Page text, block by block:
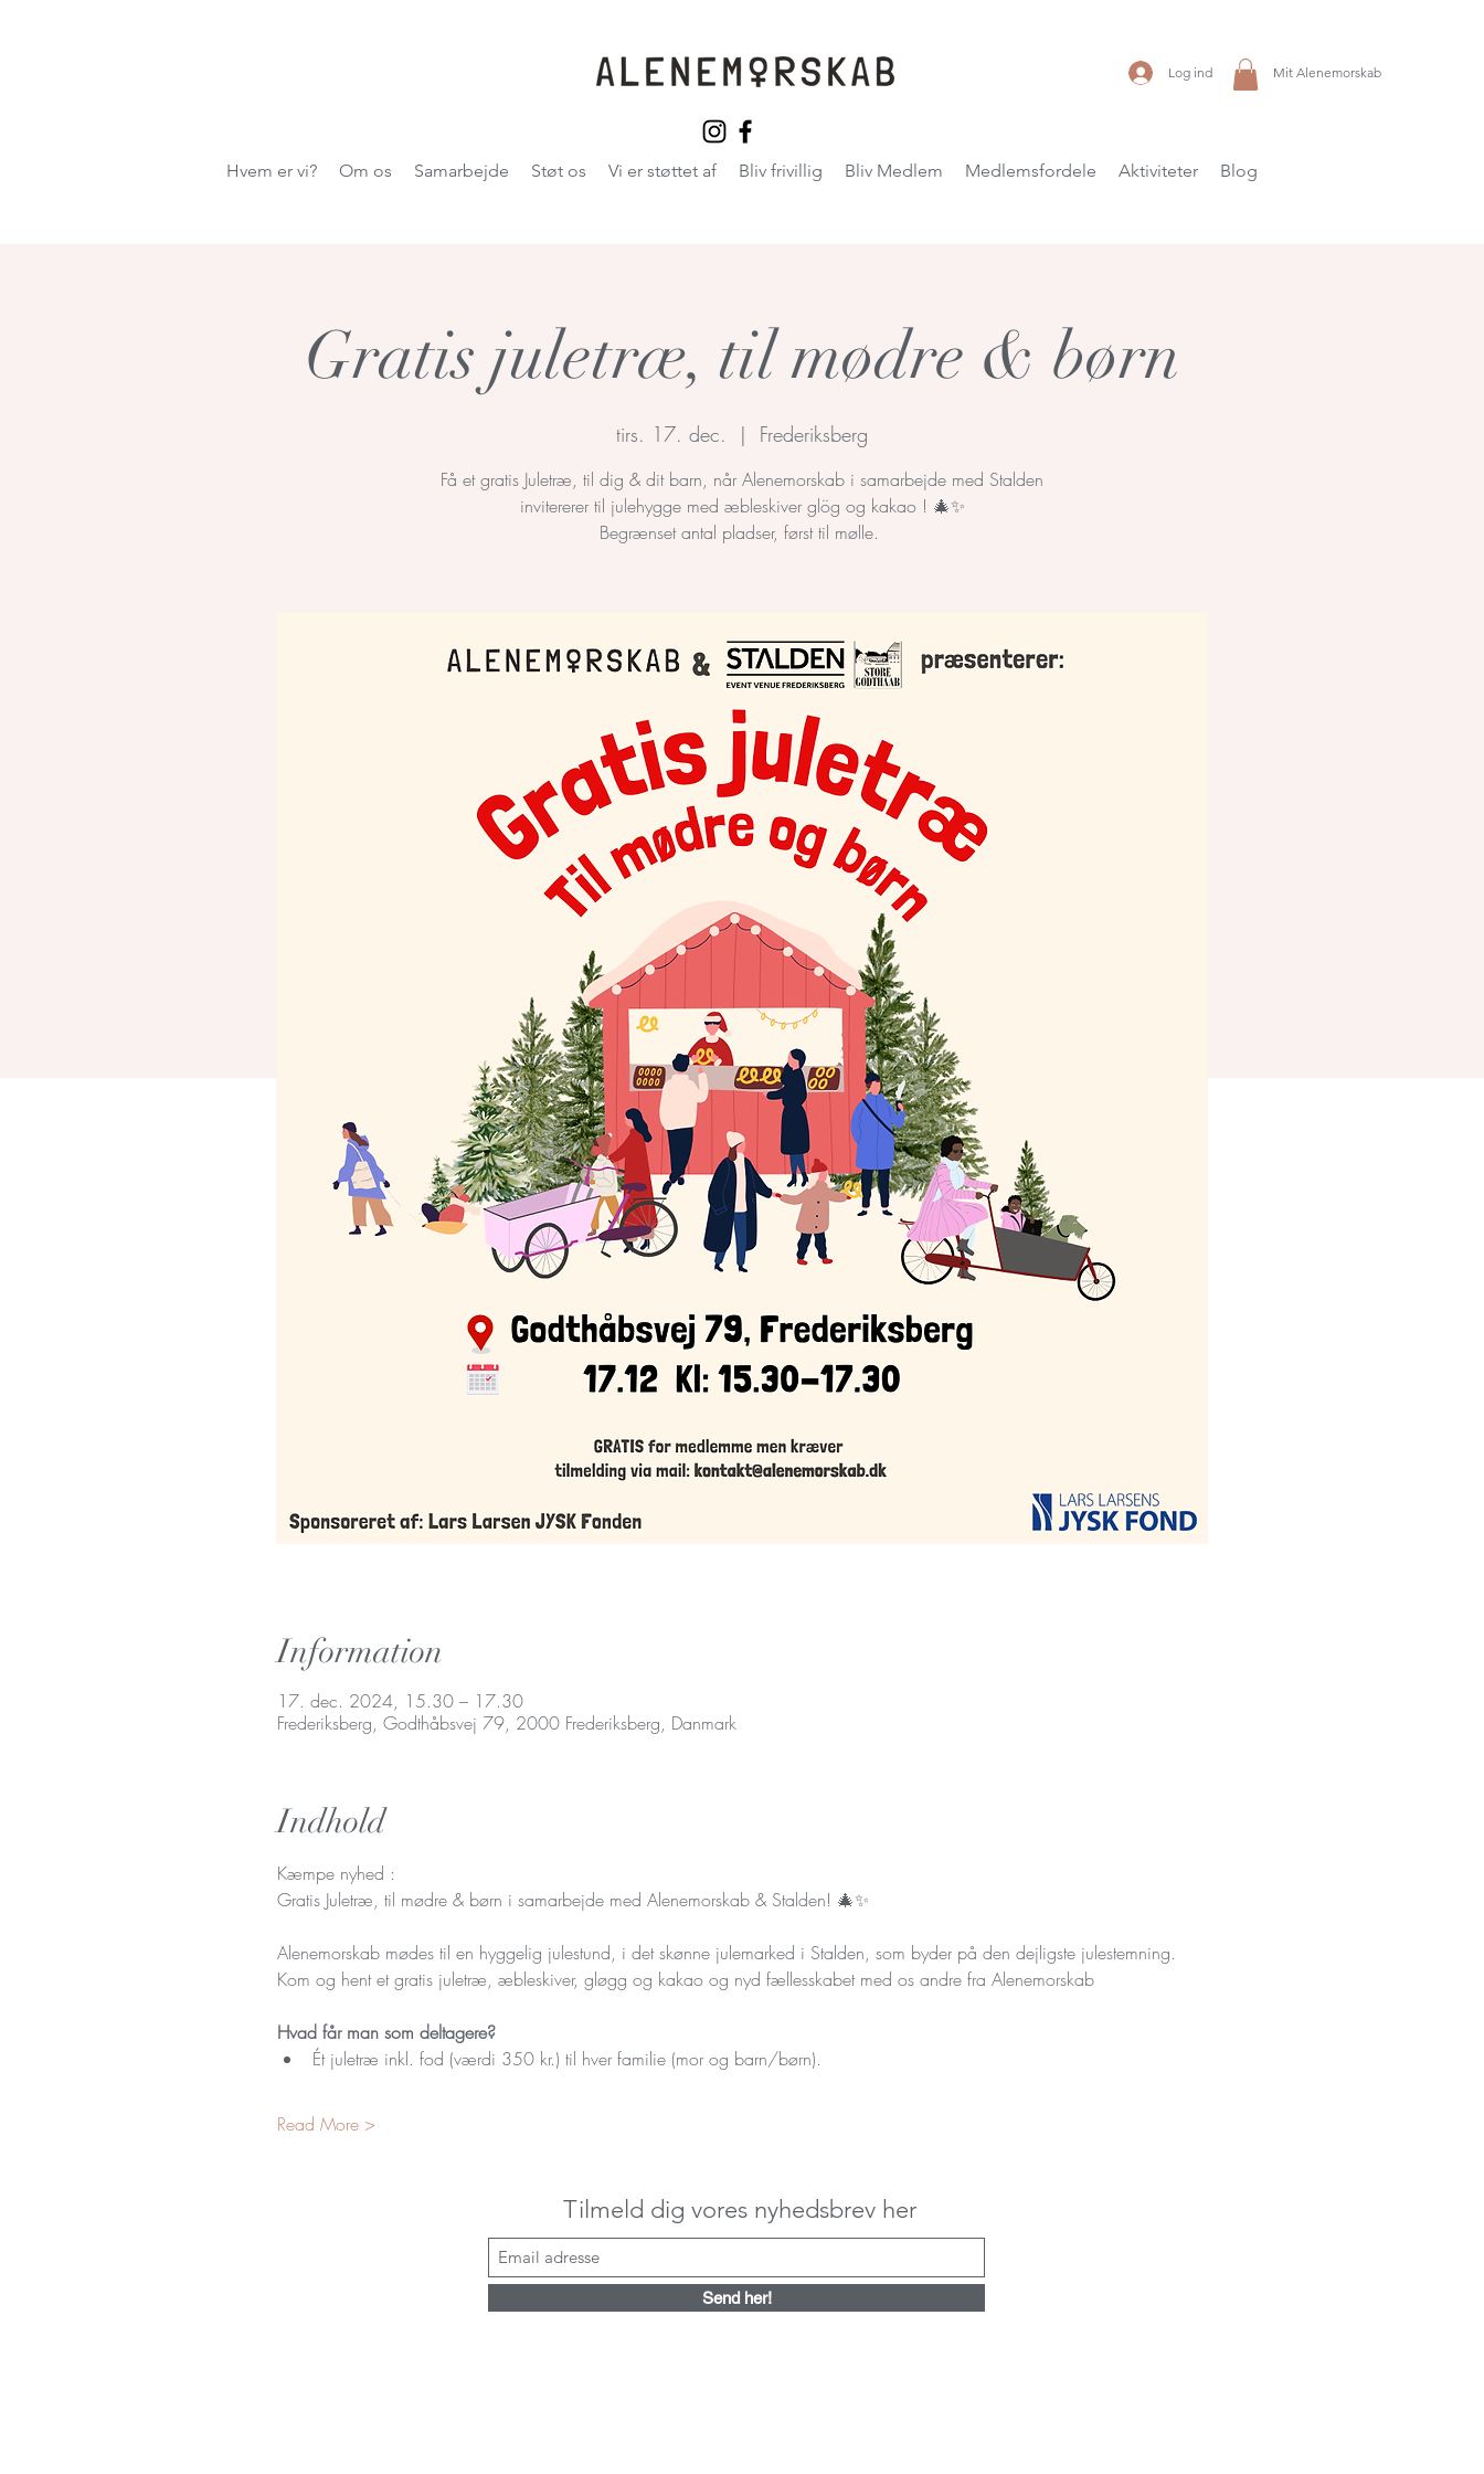
Log ind Mit Alenemorskab
Hvem er vi? Om os Samarbejde Støt os Vi er støttet af Bliv frivillig Bliv Medlem Medlemsfordele Aktiviteter Blog
Gratis juletræ, til mødre & børn
tirs. 17. dec.
  |
Frederiksberg
Få et gratis Juletræ, til dig & dit barn, når Alenemorskab i samarbejde med Stalden
invitererer til julehygge med æbleskiver glög og kakao ! 🎄✨
Information
17. dec. 2024, 15.30 – 17.30
Frederiksberg, Godthåbsvej 79, 2000 Frederiksberg, Danmark
Indhold
Kæmpe nyhed :
Gratis Juletræ, til mødre & børn i samarbejde med Alenemorskab & Stalden! 🎄✨
Alenemorskab mødes til en hyggelig julestund, i det skønne julemarked i Stalden, som byder på den dejligste julestemning.
Kom og hent et gratis juletræ, æbleskiver, gløgg og kakao og nyd fællesskabet med os andre fra Alenemorskab
Hvad får man som deltagere?
Ét juletræ inkl. fod (værdi 350 kr.) til hver familie (mor og barn/børn).
Read More >
Tilmeld dig vores nyhedsbrev her
Send her!